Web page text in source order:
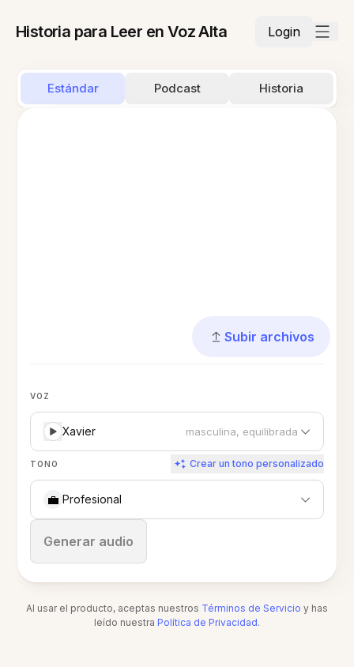
Historia para Leer en Voz Alta Login
Estándar Podcast Historia
Subir archivos
VOZ
Xavier masculina, equilibrada
TONO Crear un tono personalizado
💼 Profesional
Generar audio
Detener
Al usar el producto, aceptas nuestros Términos de Servicio y has
leído nuestra Política de Privacidad.